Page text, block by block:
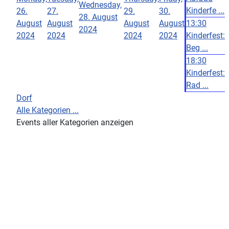
26.
August
2024
27.
August
2024
Wednesday,
28. August
2024
29.
August
2024
30.
August
2024
Kinderfe ...
13:30
Kinderfest:
Beg ...
18:30
Kinderfest:
Rad ...
Dorf
Alle Kategorien ...
Events aller Kategorien anzeigen